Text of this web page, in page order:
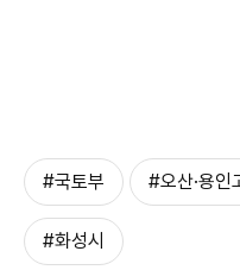
#국토부 #오산·용인
#화성시